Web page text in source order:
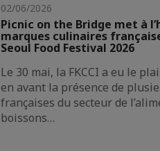
02/06/2026
Picnic on the Bridge met à
marques culinaires
Seoul Food Festival 2026
Le 30 mai, la FKCCI a eu le
en avant la présence de
françaises du secteur de
boissons…